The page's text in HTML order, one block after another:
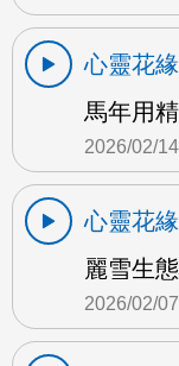
心靈花緣
馬年用
2026/02/14
心靈花緣
麗雪生
2026/02/07